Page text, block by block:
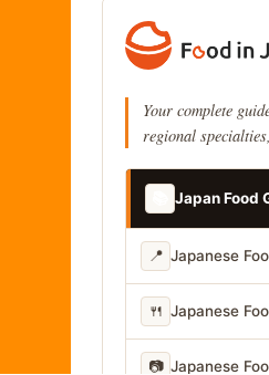
Your complete
regional
Japan Food
📍 Japanese
🍴 Japanese
📷 Japanese